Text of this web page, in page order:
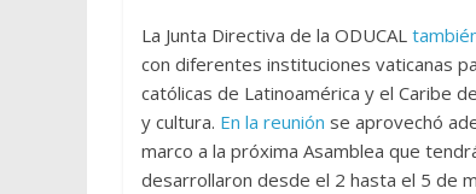
La Junta Directiva de la ODUCAL
con diferentes instituciones vaticanas
católicas de Latinoamérica y el Caribe
y cultura. En la reunión se aprovechó
marco a la próxima Asamblea que
desarrollaron desde el 2 hasta el 5 de